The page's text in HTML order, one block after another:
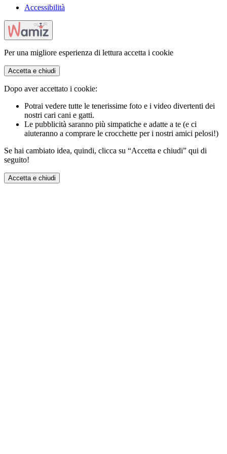
Accessibilità
Per una migliore esperienza di lettura accetta i cookie
Accetta e chiudi
Dopo aver accettato i cookie:
Potrai vedere tutte le tenerissime foto e i video divertenti dei
nostri cari cani e gatti.
Le pubblicità saranno più simpatiche e adatte a te (e ci
aiuteranno a comprare le crocchette per i nostri amici pelosi!)
Se hai cambiato idea, quindi, clicca su “Accetta e chiudi” qui di
seguito!
Accetta e chiudi